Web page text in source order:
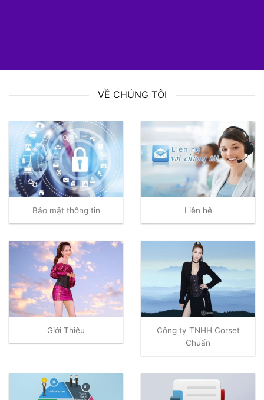
VỀ CHÚNG TÔI
Bảo mật thông tin Liên hệ
Giới Thiệu
Công ty TNHH Corset
Chuẩn